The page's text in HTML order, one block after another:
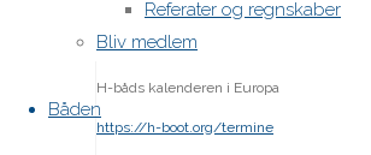
Referater og regnskaber
Bliv medlem
Båden
H-båds kalenderen i Europa
https://h-boot.org/termine